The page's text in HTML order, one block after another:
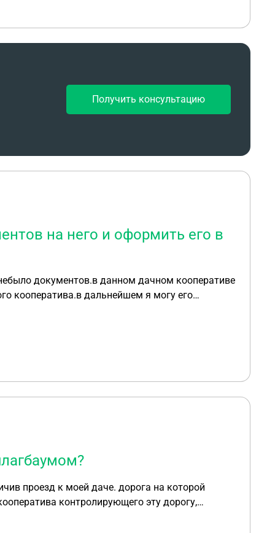
Получить консультацию
на него и оформить его в
документов.в данном дачном кооперативе
кооператива.в дальнейшем я могу его
проезд к моей даче. дорога на которой
контролирующего эту дорогу,
данной дороги, не проводил. общение с